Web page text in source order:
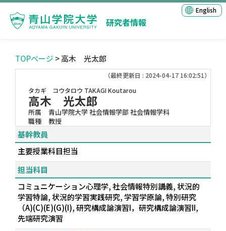
研究者情報
English
TOPページ > 高木 光太郎
（最終更新日 : 2024-04-17 16:02:51）
タカギ コウタロウ TAKAGI Koutarou
高木 光太郎
所属
青山学院大学 社会情報学部 社会情報学科
職種
教授
基幹教員
主要授業科目担当
担当科目
コミュニケーション心理学, 社会情報特別講義, 状況的
学習特論, 状況的学習実践研究, 学習学原論, 特別研究
（A)(C)(E)(G)(I), 研究構成論演習I，研究構成論演習II,
先端研究演習